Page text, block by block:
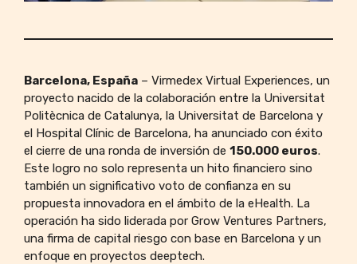
Barcelona, España – Virmedex Virtual Experiences, un
proyecto nacido de la colaboración entre la Universitat
Politècnica de Catalunya, la Universitat de Barcelona y
el Hospital Clínic de Barcelona, ha anunciado con éxito
el cierre de una ronda de inversión de 150.000 euros.
Este logro no solo representa un hito financiero sino
también un significativo voto de confianza en su
propuesta innovadora en el ámbito de la eHealth. La
operación ha sido liderada por Grow Ventures Partners,
una firma de capital riesgo con base en Barcelona y un
enfoque en proyectos deeptech.